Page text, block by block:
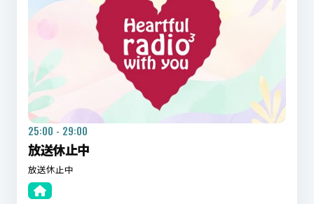
25:00 - 29:00
放送休止中
放送休止中
番組サイト